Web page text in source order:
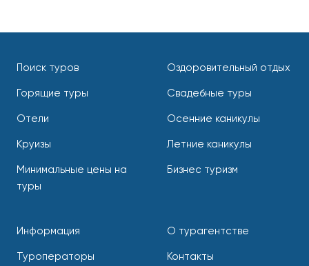
Поиск туров
Горящие туры
Отели
Круизы
Минимальные цены на
туры
Оздоровительный отдых
Свадебные туры
Осенние каникулы
Летние каникулы
Бизнес туризм
Информация
Туроператоры
О турагентстве
Контакты